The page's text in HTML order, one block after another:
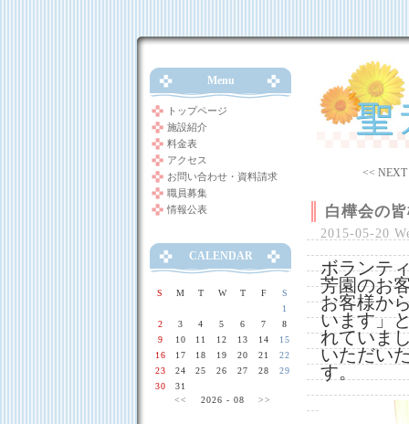
<< NEXT
白樺会の
2015-05-20
ボランテ
芳園のお
お客様か
います」
れていま
いただい
す。
Menu
トップページ
施設紹介
料金表
アクセス
お問い合わせ・資料請求
職員募集
情報公表
CALENDAR
S M T W T F
S
1
2
3 4 5 6 7
8
9
10 11 12 13 14
15
16
17 18 19 20 21
22
23
24 25 26 27 28
29
30
31
<<
2026 - 08 >>